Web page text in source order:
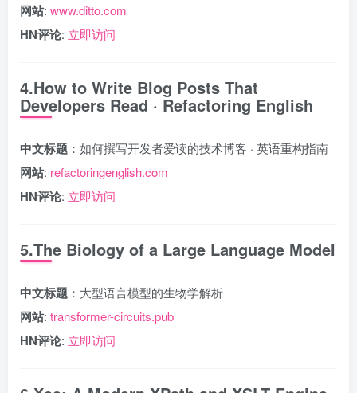
网站: www.ditto.com
HN评论: 立即访问
4.How to Write Blog Posts That
Developers Read · Refactoring English
中文标题 ：如何撰写开发者爱读的技术博客 · 英语重构指南
网站: refactoringenglish.com
HN评论: 立即访问
5.The Biology of a Large Language Model
中文标题 ：大型语言模型的生物学解析
网站: transformer-circuits.pub
HN评论: 立即访问